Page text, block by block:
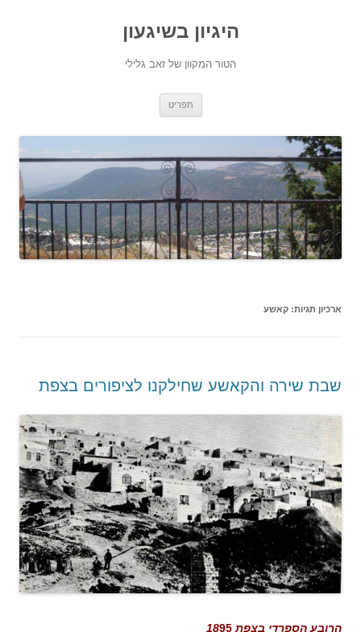
היגיון בשיגעון
הטור המקוון של זאב גלילי
תפריט
ארכיון תגיות:קאשע
שבת שירה והקאשע שחילקנו לציפורים בצפת
הרובע הספרדי בצפת 1895